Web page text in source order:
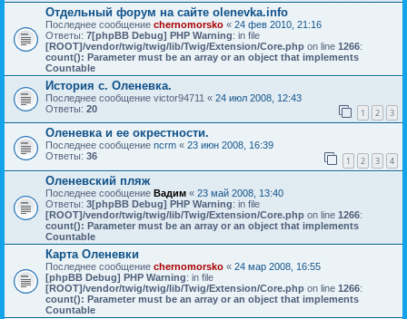
Отдельный форум на сайте olenevka.info
Последнее сообщение chernomorsko « 24 фев 2010, 21:16
Ответы: 7[phpBB Debug] PHP Warning: in file
[ROOT]/vendor/twig/twig/lib/Twig/Extension/Core.php on line 1266:
count(): Parameter must be an array or an object that implements
Countable
История с. Оленевка.
Последнее сообщение victor94711 « 24 июл 2008, 12:43
Ответы: 20 1 2 3
Оленевка и ее окрестности.
Последнее сообщение ncrm « 23 июн 2008, 16:39
Ответы: 36 1 2 3 4
Оленевский пляж
Последнее сообщение Вадим « 23 май 2008, 13:40
Ответы: 3[phpBB Debug] PHP Warning: in file
[ROOT]/vendor/twig/twig/lib/Twig/Extension/Core.php on line 1266:
count(): Parameter must be an array or an object that implements
Countable
Карта Оленевки
Последнее сообщение chernomorsko « 24 мар 2008, 16:55
[phpBB Debug] PHP Warning: in file
[ROOT]/vendor/twig/twig/lib/Twig/Extension/Core.php on line 1266:
count(): Parameter must be an array or an object that implements
Countable